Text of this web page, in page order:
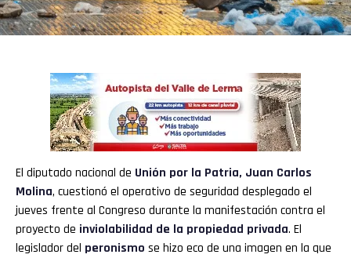
El diputado nacional de Unión por la Patria, Juan Carlos
Molina, cuestionó el operativo de seguridad desplegado el
jueves frente al Congreso durante la manifestación contra el
proyecto de inviolabilidad de la propiedad privada. El
legislador del peronismo se hizo eco de una imagen en la que